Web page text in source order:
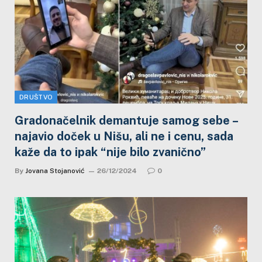
DRUŠTVO
Gradonačelnik demantuje samog sebe –
najavio doček u Nišu, ali ne i cenu, sada
kaže da to ipak “nije bilo zvanično”
By Jovana Stojanović 26/12/2024 0